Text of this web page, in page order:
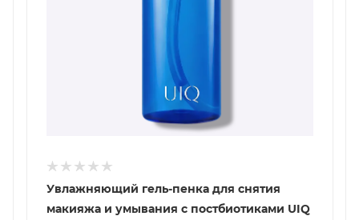
Увлажняющий гель-пенка для снятия
макияжа и умывания с постбиотиками UIQ